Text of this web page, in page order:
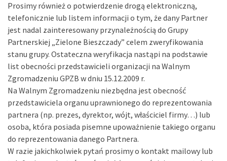
Prosimy również o potwierdzenie drogą elektroniczną,
telefonicznie lub listem informacji o tym, że dany Partner
jest nadal zainteresowany przynależnością do Grupy
Partnerskiej „Zielone Bieszczady” celem zweryfikowania
stanu grupy. Ostateczna weryfikacja nastąpi na podstawie
list obecności przedstawicieli organizacji na Walnym
Zgromadzeniu GPZB w dniu 15.12.2009 r.
Na Walnym Zgromadzeniu niezbędna jest obecność
przedstawiciela organu uprawnionego do reprezentowania
partnera (np. prezes, dyrektor, wójt, właściciel firmy…) lub
osoba, która posiada pisemne upoważnienie takiego organu
do reprezentowania danego Partnera.
W razie jakichkolwiek pytań prosimy o kontakt mailowy lub